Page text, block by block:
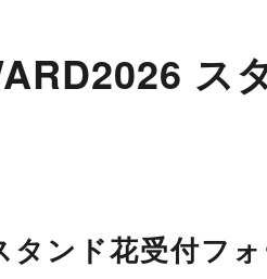
ス
タンド花受付フ